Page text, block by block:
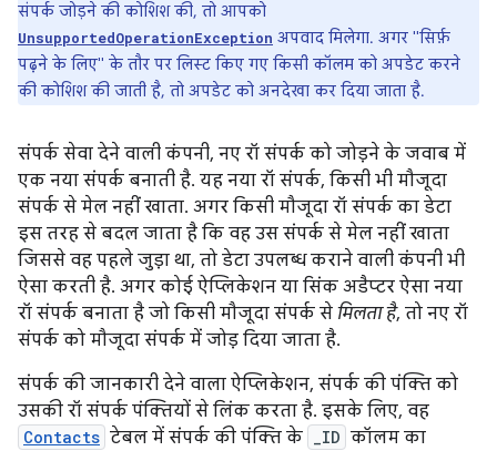
संपर्क जोड़ने की कोशिश की, तो आपको
UnsupportedOperationException अपवाद मिलेगा. अगर "सिर्फ़
पढ़ने के लिए" के तौर पर लिस्ट किए गए किसी कॉलम को अपडेट करने
की कोशिश की जाती है, तो अपडेट को अनदेखा कर दिया जाता है.
संपर्क सेवा देने वाली कंपनी, नए रॉ संपर्क को जोड़ने के जवाब में
एक नया संपर्क बनाती है. यह नया रॉ संपर्क, किसी भी मौजूदा
संपर्क से मेल नहीं खाता. अगर किसी मौजूदा रॉ संपर्क का डेटा
इस तरह से बदल जाता है कि वह उस संपर्क से मेल नहीं खाता
जिससे वह पहले जुड़ा था, तो डेटा उपलब्ध कराने वाली कंपनी भी
ऐसा करती है. अगर कोई ऐप्लिकेशन या सिंक अडैप्टर ऐसा नया
रॉ संपर्क बनाता है जो किसी मौजूदा संपर्क से मिलता है, तो नए रॉ
संपर्क को मौजूदा संपर्क में जोड़ दिया जाता है.
संपर्क की जानकारी देने वाला ऐप्लिकेशन, संपर्क की पंक्ति को
उसकी रॉ संपर्क पंक्तियों से लिंक करता है. इसके लिए, वह
Contacts टेबल में संपर्क की पंक्ति के _ID कॉलम का